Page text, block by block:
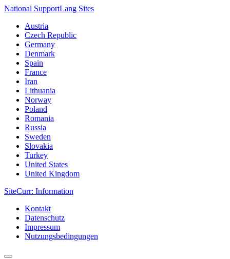
National SupportLang Sites
Austria
Czech Republic
Germany
Denmark
Spain
France
Iran
Lithuania
Norway
Poland
Romania
Russia
Sweden
Slovakia
Turkey
United States
United Kingdom
SiteCurr: Information
Kontakt
Datenschutz
Impressum
Nutzungsbedingungen